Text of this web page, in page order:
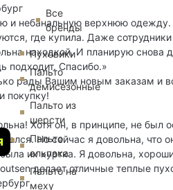
Все
бренды
Пуховики
Пальто
демисезонные
Пальто из
шерсти
Пальто
альпака
Пальто на
меху
и небанальную верхнюю одежду.
где купила. Даже
находкой. И планирую снова
подходит. Спасибо.»
рады Вашим новым заказам и
покупку!
Хотя он, в принципе, не был
Но сейчас я довольна,
их куртка. Я довольна,
делает отличные теплые